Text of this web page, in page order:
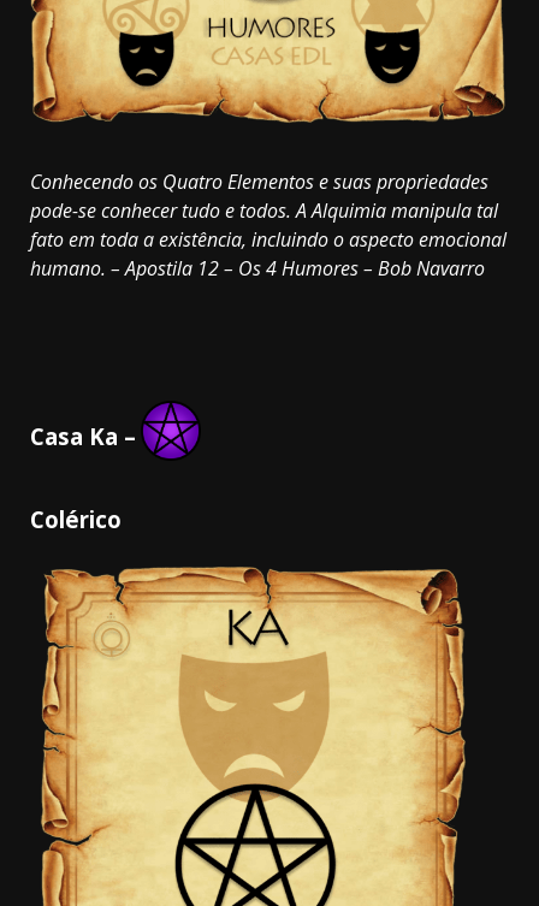
Conhecendo os Quatro Elementos e suas propriedades
pode-se conhecer tudo e todos. A Alquimia manipula tal
fato em toda a existência, incluindo o aspecto emocional
humano. – Apostila 12 – Os 4 Humores – Bob Navarro
Casa Ka –
Colérico